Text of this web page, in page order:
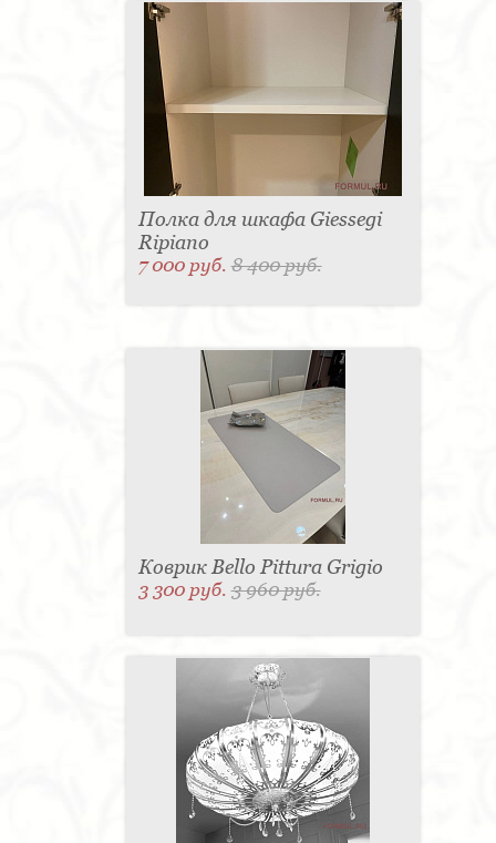
Полка для шкафа Giessegi
Ripiano
7 000 руб.8 400 руб.
Коврик Bello Pittura Grigio
3 300 руб.3 960 руб.